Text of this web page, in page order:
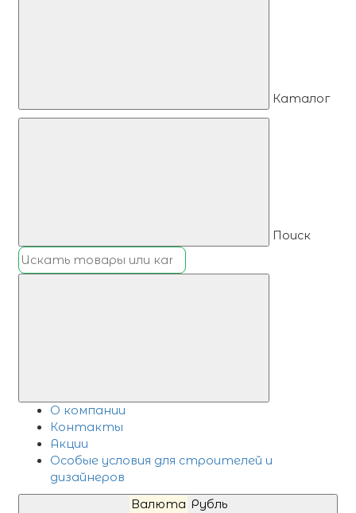
Каталог
Поиск
О компании
Контакты
Акции
Особые условия для строителей и
дизайнеров
Валюта Рубль